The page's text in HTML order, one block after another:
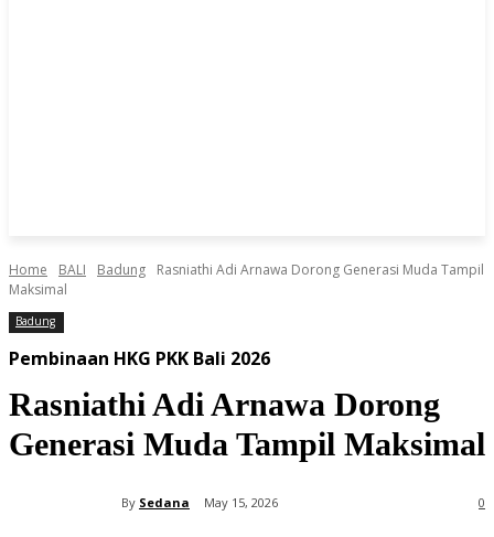
Home BALI Badung
Rasniathi Adi Arnawa Dorong Generasi Muda Tampil
Maksimal
Badung
Pembinaan HKG PKK Bali 2026
Rasniathi Adi Arnawa Dorong
Generasi Muda Tampil Maksimal
By Sedana May 15, 2026 0